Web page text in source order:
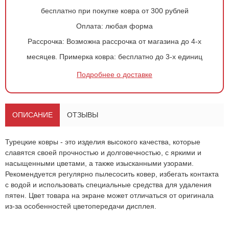
бесплатно при покупке ковра от 300 рублей
Оплата: любая форма
Рассрочка: Возможна рассрочка от магазина до 4-х
месяцев. Примерка ковра: бесплатно до 3-х единиц
Подробнее о доставке
ОПИСАНИЕ ОТЗЫВЫ
Турецкие ковры - это изделия высокого качества, которые
славятся своей прочностью и долговечностью, с яркими и
насыщенными цветами, а также изысканными узорами.
Рекомендуется регулярно пылесосить ковер, избегать контакта
с водой и использовать специальные средства для удаления
пятен. Цвет товара на экране может отличаться от оригинала
из-за особенностей цветопередачи дисплея.
ОСТАВИТЬ ЗАЯВКУ